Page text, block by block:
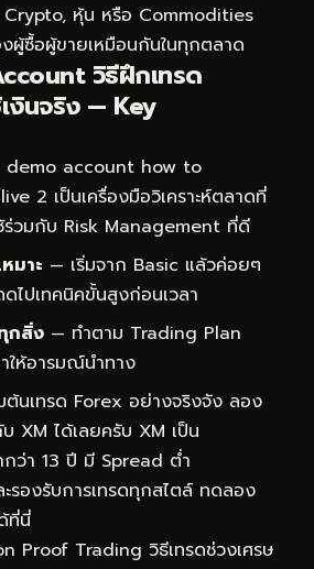
Crypto, หุ้น หรือ Commodities
ผู้ซื้อผู้ขายเหมือนกันในทุกตลาด
วิธีฝึกเทรด
งินจริง — Key
account how to
2 เป็นเครื่องมือวิเคราะห์ตลาดที่
วมกับ Risk Management ที่ดี
มาะ — เริ่มจาก Basic แล้วค่อยๆ
ไปเทคนิคขั้นสูงก่อนเวลา
กสิ่ง — ทำตาม Trading Plan
ให้อารมณ์นำทาง
ต้นเทรด Forex อย่างจริงจัง ลอง
XM ได้เลยครับ XM เป็น
กว่า 13 ปี มี Spread ต่ำ
รองรับการเทรดทุกสไตล์ ทดลอง
ที่นี่
Proof Trading วิธีเทรดช่วงเศรษ